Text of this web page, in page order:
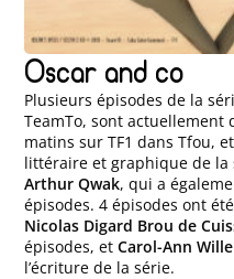
Oscar and co
Plusieurs épisodes de la
TeamTo, sont actuellement
matins sur TF1 dans Tfou,
littéraire et graphique de la
Arthur Qwak, qui a
épisodes. 4 épisodes ont
Nicolas Digard Brou de
épisodes, etCarol-Ann
l’écriture de la série.